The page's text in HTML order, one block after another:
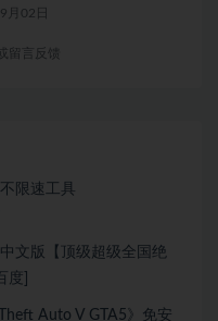
月02日
留言反馈
限速工具
文版【顶级超级全国绝
度]
Auto V GTA5》免安